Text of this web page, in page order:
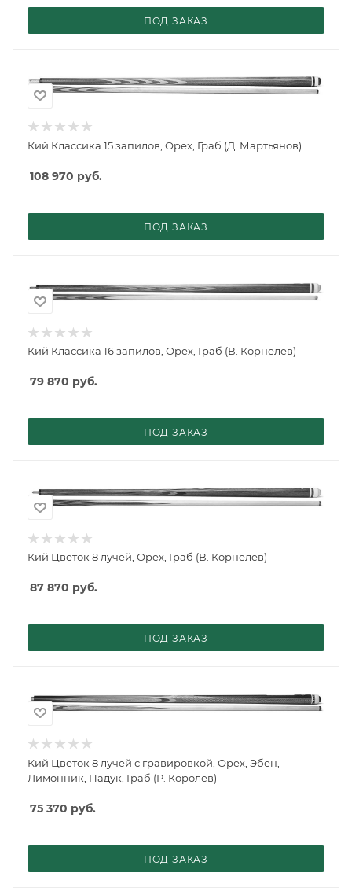
ПОД ЗАКАЗ
Кий Классика 15 запилов, Орех, Граб (Д. Мартьянов)
108 970 руб.
ПОД ЗАКАЗ
Кий Классика 16 запилов, Орех, Граб (В. Корнелев)
79 870 руб.
ПОД ЗАКАЗ
Кий Цветок 8 лучей, Орех, Граб (В. Корнелев)
87 870 руб.
ПОД ЗАКАЗ
Кий Цветок 8 лучей с гравировкой, Орех, Эбен,
Лимонник, Падук, Граб (Р. Королев)
75 370 руб.
ПОД ЗАКАЗ